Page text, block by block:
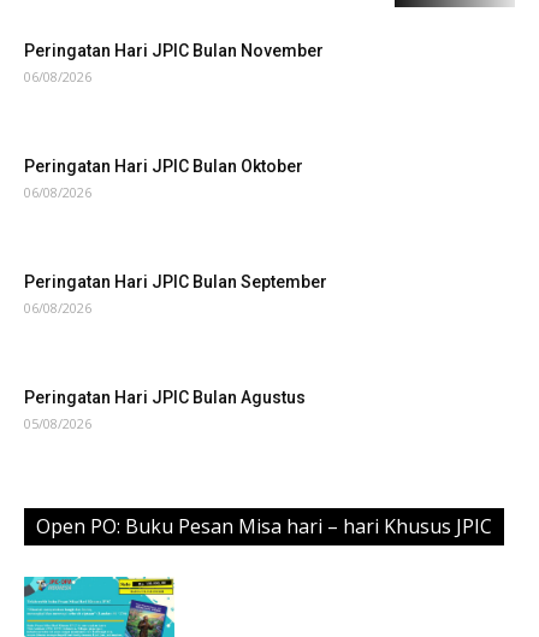
Peringatan Hari JPIC Bulan November
06/08/2026
Peringatan Hari JPIC Bulan Oktober
06/08/2026
Peringatan Hari JPIC Bulan September
06/08/2026
Peringatan Hari JPIC Bulan Agustus
05/08/2026
Open PO: Buku Pesan Misa hari – hari Khusus JPIC